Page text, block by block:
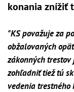
konania znížiť
"KS považuje za
obžalovaných
zákonných
zohľadniť tiež tú
vedenia